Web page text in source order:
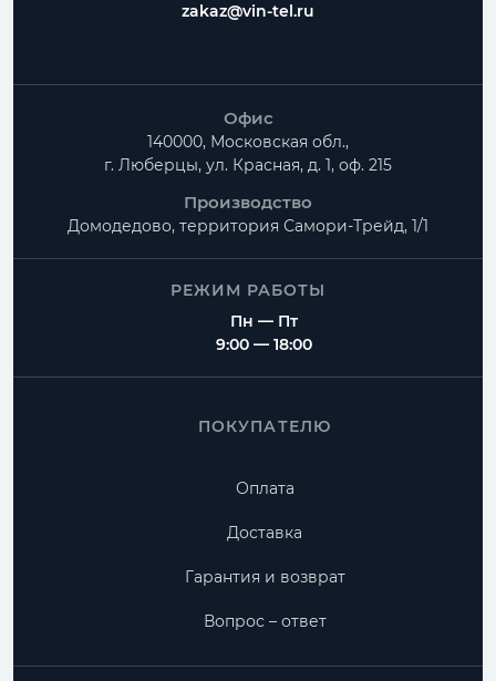
zakaz@vin-tel.ru
Офис
140000, Московская обл.,
г. Люберцы, ул. Красная, д. 1, оф. 215
Производство
Домодедово, территория Самори-Трейд, 1/1
РЕЖИМ РАБОТЫ
Пн — Пт
9:00 — 18:00
ПОКУПАТЕЛЮ
Оплата
Доставка
Гарантия и возврат
Вопрос – ответ